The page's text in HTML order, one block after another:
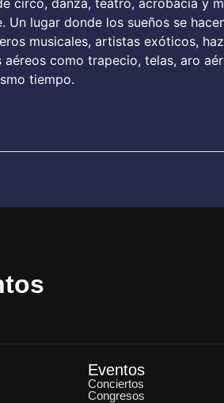
circo, danza, teatro, acrobacia y
Un lugar donde los sueños se
musicales, artistas exóticos,
como trapecio, telas, aro
tiempo.
Eventos
Conciertos
Congresos